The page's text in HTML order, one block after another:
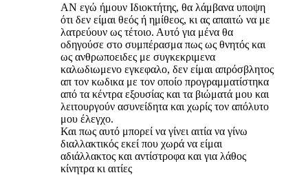
ΑΝ εγώ ήμουν Ιδιοκτήτης, θα λάμβανα υποψη
ότι δεν είμαι θεός ή ημίθεος, κι ας απαιτώ να με
λατρεύουν ως τέτοιο. Αυτό για μένα θα
οδηγούσε στο συμπέρασμα πως ως θνητός και
ως ανθρωποειδες με συγκεκριμενα
καλωδιωμενο εγκεφαλο, δεν είμαι απρόσβλητος
απ τον κωδικα με τον οποίο προγραμματίστηκα
από τα κέντρα εξουσίας και τα βιώματά μου και
λειτουργούν ασυνείδητα και χωρίς τον απόλυτο
μου έλεγχο.
Και πως αυτό μπορεί να γίνει αιτία να γίνω
διαλλακτικός εκεί που χωρά να είμαι
αδιάλλακτος και αντίστροφα και για λάθος
κίνητρα κι αιτίες